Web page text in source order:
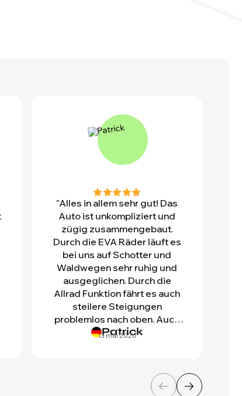
"Alles in allem sehr gut! Das
Auto ist unkompliziert und
zügig zusammengebaut.
Durch die EVA Räder läuft es
bei uns auf Schotter und
Waldwegen sehr ruhig und
ausgeglichen. Durch die
Allrad Funktion fährt es auch
steilere Steigungen
problemlos nach oben. Auch
die Verarbeitung ist gut. Auch
den Preis eine klare
Kaufempfehlung."
Patrick
13 mai 2026